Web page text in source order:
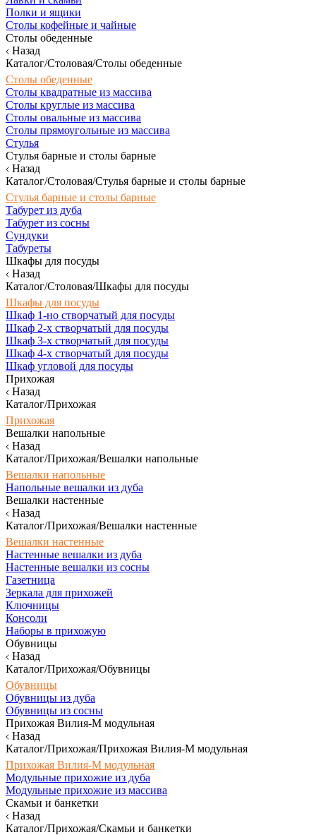
Полки и ящики
Столы кофейные и чайные
Столы обеденные
Назад
Каталог/Столовая/Столы обеденные
Столы обеденные
Столы квадратные из массива
Столы круглые из массива
Столы овальные из массива
Столы прямоугольные из массива
Стулья
Стулья барные и столы барные
Назад
Каталог/Столовая/Стулья барные и столы барные
Стулья барные и столы барные
Табурет из дуба
Табурет из сосны
Сундуки
Табуреты
Шкафы для посуды
Назад
Каталог/Столовая/Шкафы для посуды
Шкафы для посуды
Шкаф 1-но створчатый для посуды
Шкаф 2-х створчатый для посуды
Шкаф 3-х створчатый для посуды
Шкаф 4-х створчатый для посуды
Шкаф угловой для посуды
Прихожая
Назад
Каталог/Прихожая
Прихожая
Вешалки напольные
Назад
Каталог/Прихожая/Вешалки напольные
Вешалки напольные
Напольные вешалки из дуба
Вешалки настенные
Назад
Каталог/Прихожая/Вешалки настенные
Вешалки настенные
Настенные вешалки из дуба
Настенные вешалки из сосны
Газетница
Зеркала для прихожей
Ключницы
Консоли
Наборы в прихожую
Обувницы
Назад
Каталог/Прихожая/Обувницы
Обувницы
Обувницы из дуба
Обувницы из сосны
Прихожая Вилия-М модульная
Назад
Каталог/Прихожая/Прихожая Вилия-М модульная
Прихожая Вилия-М модульная
Модульные прихожие из дуба
Модульные прихожие из массива
Скамьи и банкетки
Назад
Каталог/Прихожая/Скамьи и банкетки